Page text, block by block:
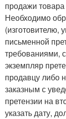
продажи
Необходимо
(изготовителю,
письменной
требованиями,
экземпляр
продавцу либо
заказным с
претензии на
указать дату,